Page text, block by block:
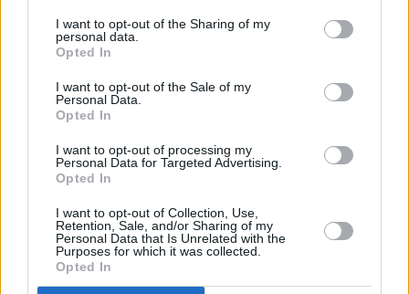
de su consentimiento, pero usted tiene el derecho de
rechazar tal procesamiento. Sus preferencias se aplicarán
cualquier momento entrando de nuevo en este sitio web o
visitando nuestra política de privacidad.
I want to opt-out of the Sharing of my
personal data.
Opted In
I want to opt-out of the Sale of my
Personal Data.
Opted In
I want to opt-out of processing my
Personal Data for Targeted Advertising.
Opted In
I want to opt-out of Collection, Use,
Retention, Sale, and/or Sharing of my
Personal Data that Is Unrelated with the
Purposes for which it was collected.
Opted In